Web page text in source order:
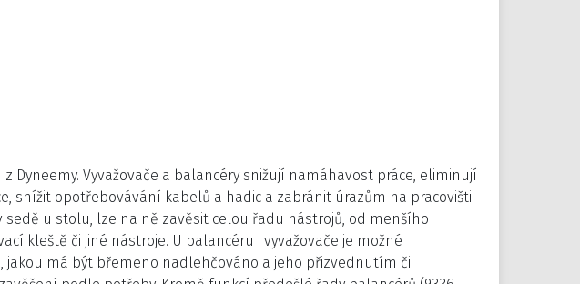
Dyneemy. Vyvažovače a balancéry snižují namáhavost práce, eliminují
snížit opotřebovávání kabelů a hadic a zabránit úrazům na pracovišti.
sedě u stolu, lze na ně zavěsit celou řadu nástrojů, od menšího
kleště či jiné nástroje. U balancéru i vyvažovače je možné
má být břemeno nadlehčováno a jeho přizvednutím či